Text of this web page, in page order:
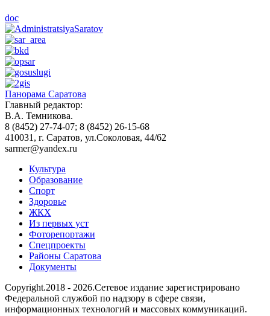
doc
Панорама Саратова
Главный редактор:
В.А. Темникова.
8 (8452) 27-74-07; 8 (8452) 26-15-68
410031, г. Саратов, ул.Соколовая, 44/62
sarmer@yandex.ru
Культура
Образование
Спорт
Здоровье
ЖКХ
Из пеpвых уст
Фоторепортажи
Спецпроекты
Районы Саратова
Документы
Copyright.2018 - 2026.Сетевое издание зарегистрировано
Федеральной службой по надзору в сфере связи,
информационных технологий и массовых коммуникаций.